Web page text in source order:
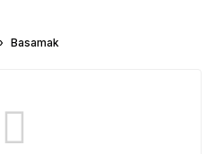
Basamak